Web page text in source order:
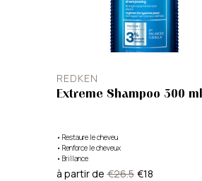
REDKEN
Extreme Shampoo 300 ml
• Restaure le cheveu
• Renforce le cheveux
• Brillance
à partir de €26.5 €18